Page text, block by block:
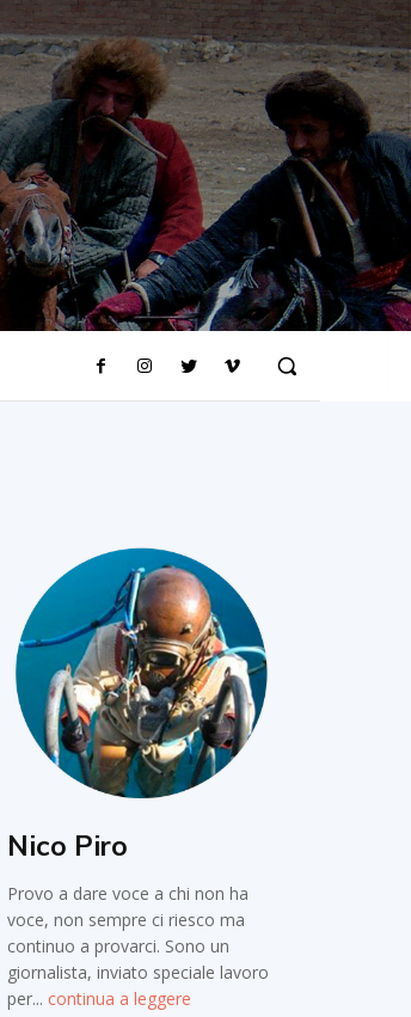
Nico Piro
Provo a dare voce a chi non ha
voce, non sempre ci riesco ma
continuo a provarci. Sono un
giornalista, inviato speciale lavoro
per... continua a leggere